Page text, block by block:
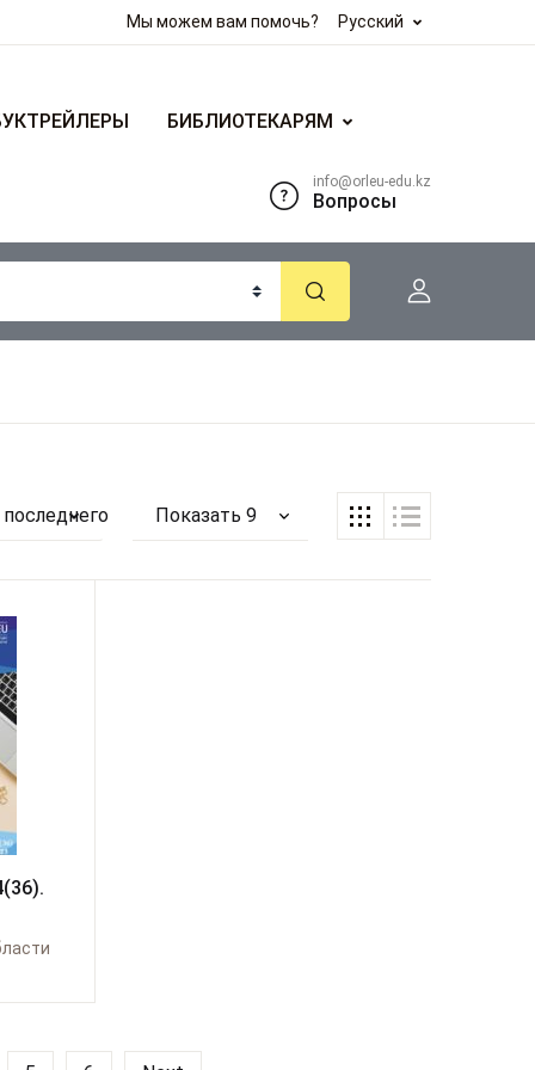
Мы можем вам помочь? Русский
БИБЛИОТЕКАРЯМ
info@orleu-edu.kz
Вопросы